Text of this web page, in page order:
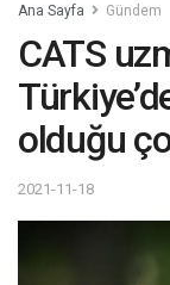
Ana Sayfa Gündem
CATS
olduğu
2021-11-18